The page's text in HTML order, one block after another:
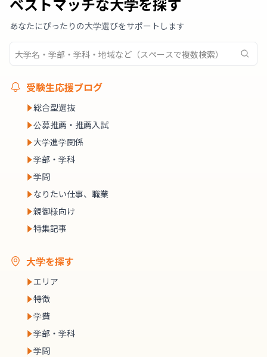
あなたにぴったりの大学選びをサポートします
受験生応援ブログ
総合型選抜
公募推薦・推薦入試
大学進学関係
学部・学科
学問
なりたい仕事、職業
親御様向け
特集記事
大学を探す
エリア
特徴
学費
学部・学科
学問